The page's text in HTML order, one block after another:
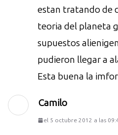
estan tratando de
teoria del planeta
supuestos
pudieron llegar a
Esta buena la
Camilo
el 5 octubre 2012 a las